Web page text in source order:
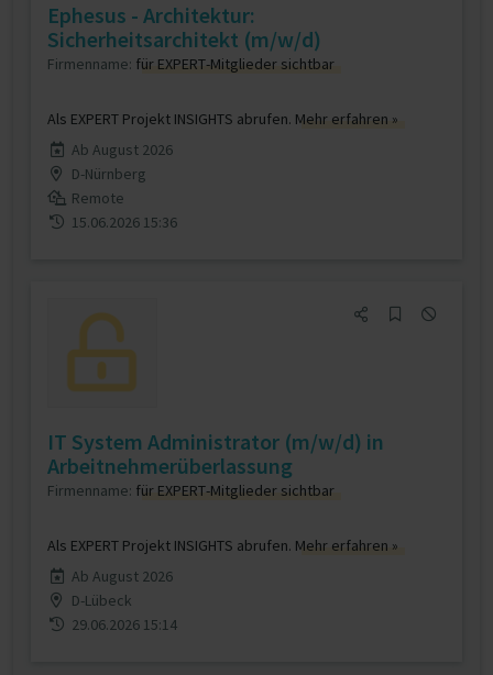
Ephesus - Architektur:
Sicherheitsarchitekt (m/w/d)
Firmenname: für EXPERT-Mitglieder sichtbar
Als EXPERT Projekt INSIGHTS abrufen. Mehr erfahren »
Ab August 2026
D-Nürnberg
Remote
15.06.2026 15:36
IT System Administrator (m/w/d) in
Arbeitnehmerüberlassung
Firmenname: für EXPERT-Mitglieder sichtbar
Als EXPERT Projekt INSIGHTS abrufen. Mehr erfahren »
Ab August 2026
D-Lübeck
29.06.2026 15:14